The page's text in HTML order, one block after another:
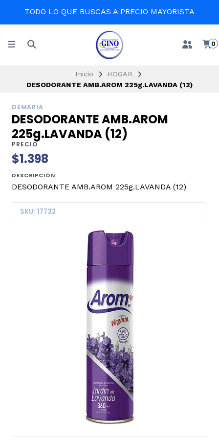
TODO LO QUE BUSCAS A PRECIO MAYORISTA
0
Inicio
HOGAR
DESODORANTE AMB.AROM 225g.LAVANDA (12)
DEMARIA
DESODORANTE AMB.AROM
225g.LAVANDA (12)
PRECIO
$1.398
DESCRIPCIÓN
DESODORANTE AMB.AROM 225g.LAVANDA (12)
SKU: 17732